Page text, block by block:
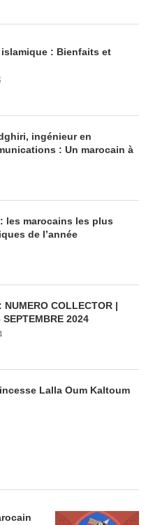
islamique : Bienfaits et
ingénieur en
: Un marocain à
les marocains les plus
de l’année
NUMERO COLLECTOR |
2024
Lalla Oum Kaltoum